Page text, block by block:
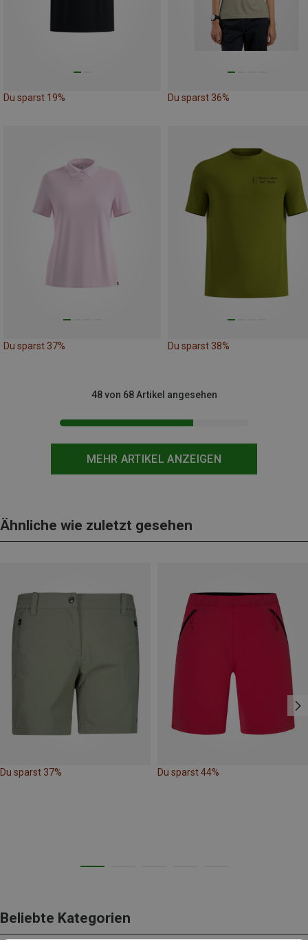
Du sparst 19% Du sparst 36%
Du sparst 37% Du sparst 38%
MEHR ARTIKEL ANZEIGEN
48 von 68 Artikel angesehen
Ähnliche wie zuletzt gesehen
Du sparst 37% Du sparst 44%
Beliebte Kategorien